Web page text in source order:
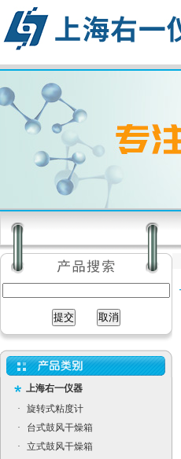
上海右一仪器
·
旋转式粘度计
·
台式鼓风干燥箱
·
立式鼓风干燥箱